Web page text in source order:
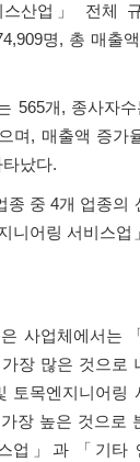
산업 」
전체
명, 총 매출
565개 , 종사자수
며 , 매출액 증가
타났다.
종 중4개 업종의
니어링 서비스업
사업체에서는 「
장 많은 것으로
토목엔지니어링
장 높은 것으로
업
」 과 「 기타